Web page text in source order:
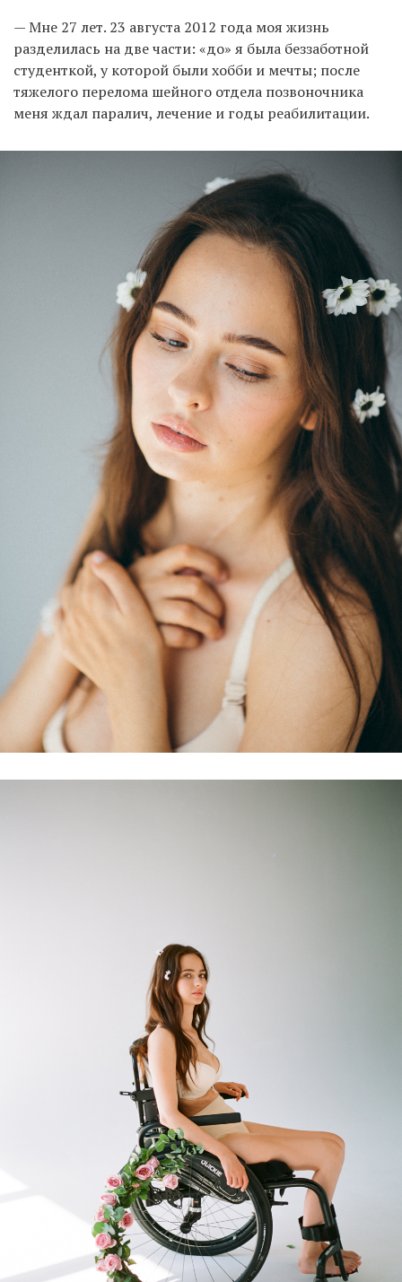
— Мне 27 лет. 23 августа 2012 года моя жизнь
разделилась на две части: «до» я была беззаботной
студенткой, у которой были хобби и мечты; после
тяжелого перелома шейного отдела позвоночника
меня ждал паралич, лечение и годы реабилитации.